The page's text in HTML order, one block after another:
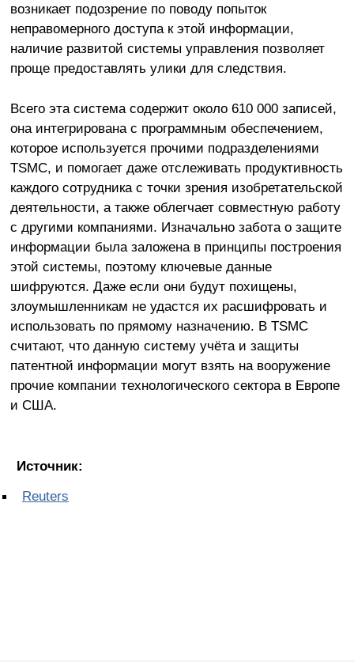
возникает подозрение по поводу попыток
неправомерного доступа к этой информации,
наличие развитой системы управления позволяет
проще предоставлять улики для следствия.
Всего эта система содержит около 610 000 записей,
она интегрирована с программным обеспечением,
которое используется прочими подразделениями
TSMC, и помогает даже отслеживать продуктивность
каждого сотрудника с точки зрения изобретательской
деятельности, а также облегчает совместную работу
с другими компаниями. Изначально забота о защите
информации была заложена в принципы построения
этой системы, поэтому ключевые данные
шифруются. Даже если они будут похищены,
злоумышленникам не удастся их расшифровать и
использовать по прямому назначению. В TSMC
считают, что данную систему учёта и защиты
патентной информации могут взять на вооружение
прочие компании технологического сектора в Европе
и США.
Источник:
Reuters